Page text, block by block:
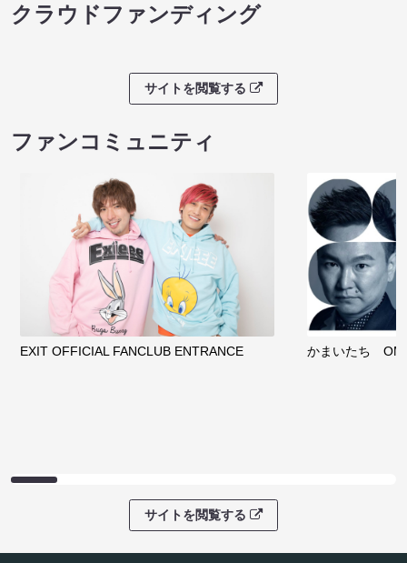
クラウドファンディング
サイトを閲覧する
ファンコミュニティ
EXIT OFFICIAL FANCLUB ENTRANCE かまいたち
サイトを閲覧する